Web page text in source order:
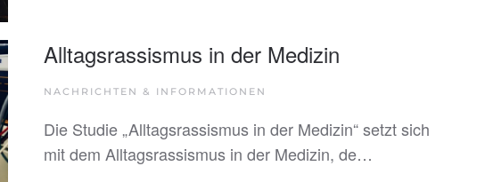
Alltagsrassismus in der Medizin
NACHRICHTEN & INFORMATIONEN
Die Studie „Alltagsrassismus in der Medizin“ setzt sich
mit dem Alltagsrassismus in der Medizin, de…